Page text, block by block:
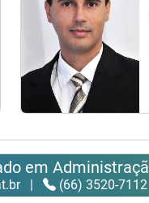
em
| (66) 3520-7112